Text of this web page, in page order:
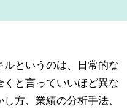
というのは、日常的な
と言っていいほど異な
方、業績の分析手法、